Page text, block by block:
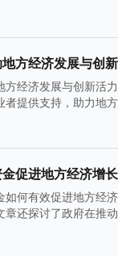
方经济发展与创
经济发展与创新活
提供支持，助力地
促进地方经济增
何有效促进地方经
还探讨了政府在推